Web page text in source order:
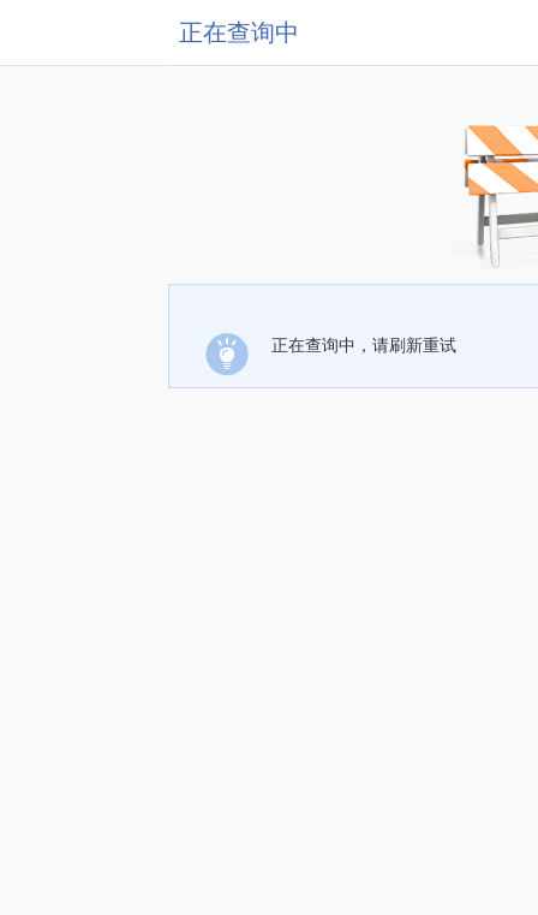
正在查询中
正在查询中，请刷新重试